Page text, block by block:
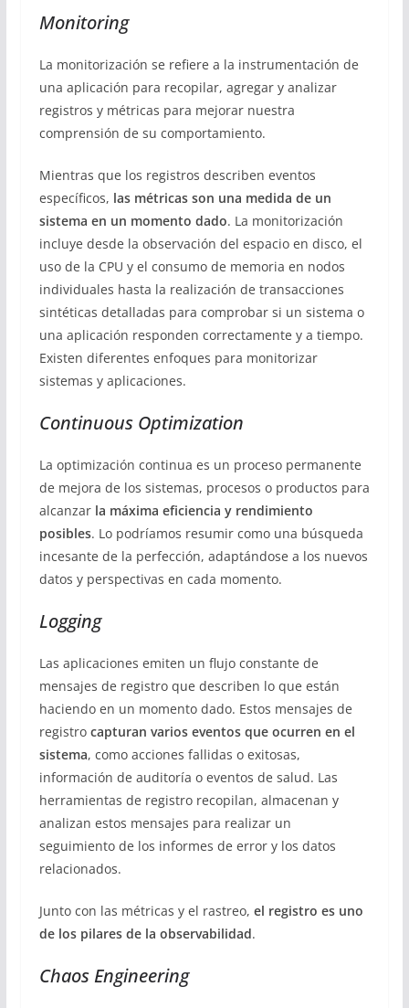
Monitoring
La monitorización se refiere a la instrumentación de
una aplicación para recopilar, agregar y analizar
registros y métricas para mejorar nuestra
comprensión de su comportamiento.
Mientras que los registros describen eventos
específicos, las métricas son una medida de un
sistema en un momento dado. La monitorización
incluye desde la observación del espacio en disco, el
uso de la CPU y el consumo de memoria en nodos
individuales hasta la realización de transacciones
sintéticas detalladas para comprobar si un sistema o
una aplicación responden correctamente y a tiempo.
Existen diferentes enfoques para monitorizar
sistemas y aplicaciones.
Continuous Optimization
La optimización continua es un proceso permanente
de mejora de los sistemas, procesos o productos para
alcanzar la máxima eficiencia y rendimiento
posibles. Lo podríamos resumir como una búsqueda
incesante de la perfección, adaptándose a los nuevos
datos y perspectivas en cada momento.
Logging
Las aplicaciones emiten un flujo constante de
mensajes de registro que describen lo que están
haciendo en un momento dado. Estos mensajes de
registro capturan varios eventos que ocurren en el
sistema, como acciones fallidas o exitosas,
información de auditoría o eventos de salud. Las
herramientas de registro recopilan, almacenan y
analizan estos mensajes para realizar un
seguimiento de los informes de error y los datos
relacionados.
Junto con las métricas y el rastreo, el registro es uno
de los pilares de la observabilidad.
Chaos Engineering